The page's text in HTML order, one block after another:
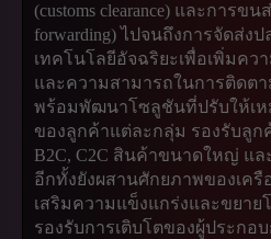
(customs clearance) และการข
forwarding) ไปจนถึงการจัดส่ง
เทคโนโลยีอัจฉริยะเพื่อเพิ่มคว
และความสามารถในการติดต
พร้อมพัฒนาโซลูชันที่ปรับให้เห
ของลูกค้าแต่ละกลุ่ม รองรับลูก
B2C, C2C สินค้าขนาดใหญ่ แ
อีกทั้งยังผสานศักยภาพของเครือ
เสริมความแข็งแกร่งและขยาย
รองรับการเติบโตของผู้ประกอ